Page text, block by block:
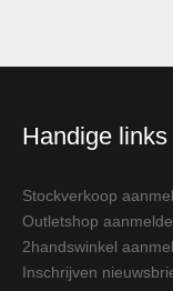
Handige links
Stockverkoop
Outletshop
2handswinkel
Inschrijven